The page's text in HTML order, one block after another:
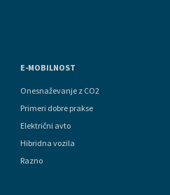
E-MOBILNOST
Onesnaževanje z CO2
Primeri dobre prakse
Električni avto
Hibridna vozila
Razno